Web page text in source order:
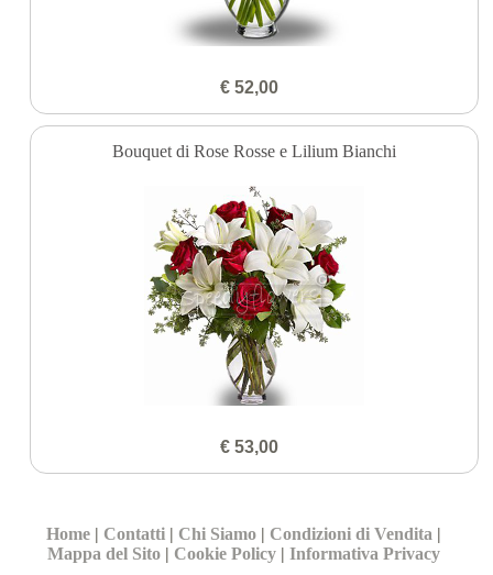
€ 52,00
Bouquet di Rose Rosse e Lilium Bianchi
€ 53,00
Home | Contatti | Chi Siamo | Condizioni di Vendita |
Mappa del Sito | Cookie Policy |Informativa Privacy